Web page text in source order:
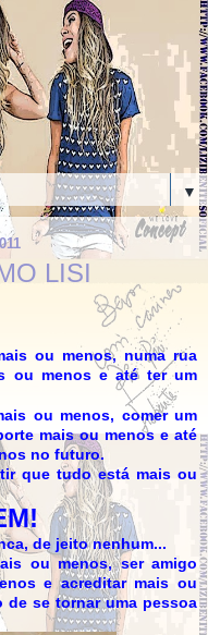
▼
LISI
ou menos, numa rua
ou menos e até ter um
ou menos, comer um
mais ou menos e até
no futuro.
que tudo está mais ou
de jeito nenhum...
ou menos, ser amigo
e acreditar mais ou
de se tornar uma pessoa